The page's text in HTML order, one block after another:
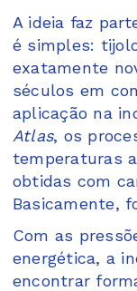
A ideia faz
é simples:
exatamente
séculos em
aplicação na
Atlas, os
temperaturas
obtidas com
Basicamente,
Com as
energética, a
encontrar